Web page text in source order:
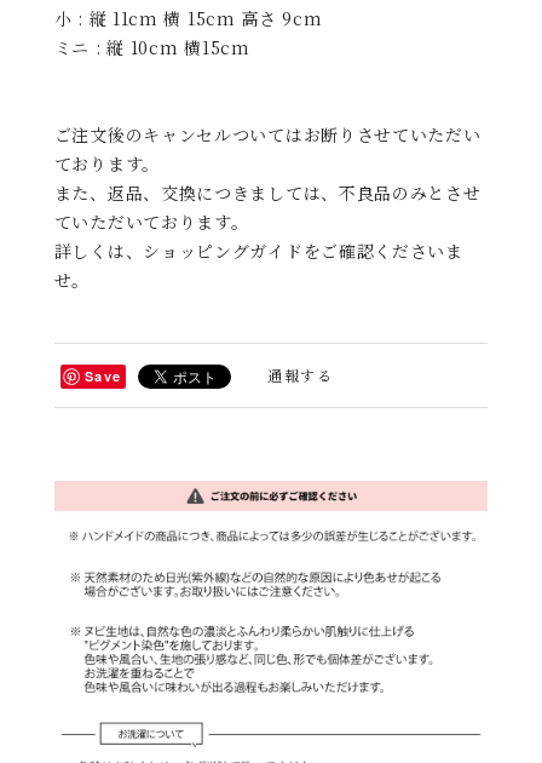
小 : 縦 11cm 横 15cm 高さ 9cm
ミニ : 縦 10cm 横15cm
ご注文後のキャンセルついてはお断りさせていただい
ております。
また、返品、交換につきましては、不良品のみとさせ
ていただいております。
詳しくは、ショッピングガイドをご確認くださいま
せ。
Save 通報する